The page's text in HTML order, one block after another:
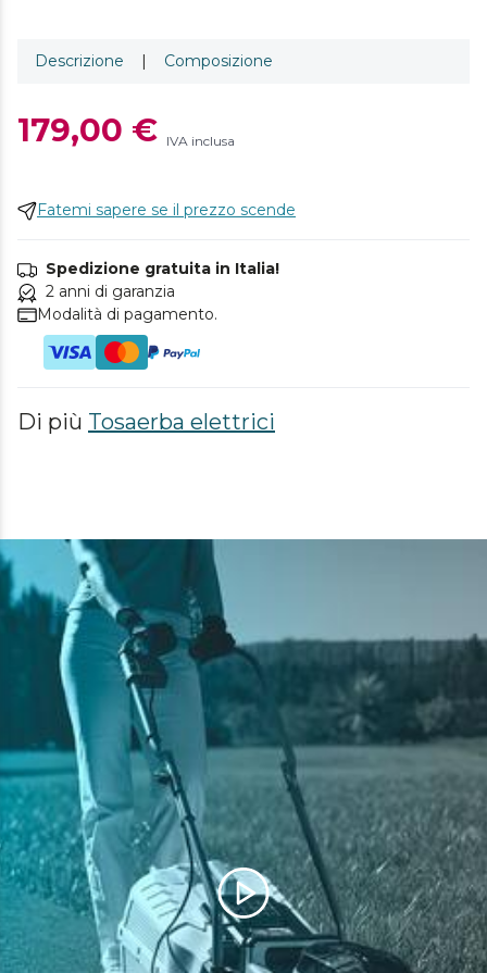
Descrizione | Composizione
179,00 € IVA inclusa
Fatemi sapere se il prezzo scende
Spedizione gratuita in Italia!
2 anni di garanzia
Modalità di pagamento.
Di più Tosaerba elettrici